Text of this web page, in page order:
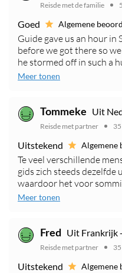
Reisde met de familie
Goed Algemene
Guide gave us an hour
before we got there so
he stormed off in such a
Meer tonen
Tommeke Uit
Reisde met partner
Uitstekend Algemene
Te veel verschillende
gids zich steeds dezelfde
waardoor het voor
Meer tonen
Fred Uit Frankrijk
Reisde met partner
Uitstekend Algemene